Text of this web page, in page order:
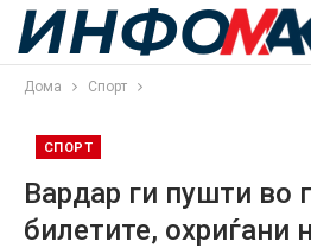
Дома Спорт
СПОРТ
Вардар ги пушти во
билетите, охриѓани